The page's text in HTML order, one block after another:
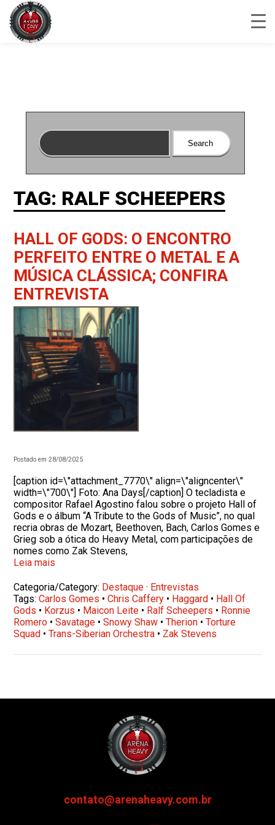
TAG: RALF SCHEEPERS
HALL OF GODS: O ENCONTRO
PERFEITO ENTRE O METAL E A
MÚSICA CLÁSSICA; CONFIRA
ENTREVISTA
Postado em 28/08/2025
[caption id=\"attachment_7770\" align=\"aligncenter\"
width=\"700\"] Foto: Ana Days[/caption] O tecladista e
compositor Rafael Agostino falou sobre o projeto Hall of
Gods e o álbum “A Tribute to the Gods of Music”, no qual
recria obras de Mozart, Beethoven, Bach, Carlos Gomes e
Grieg sob a ótica do Heavy Metal, com participações de
nomes como Zak Stevens,
Leia mais
Categoria/Category: Destaque · Entrevistas
Tags:Carlos Gomes •Chris Caffery • Haggard • Hall Of
Gods • Korzus • Maicon Leite • Ralf Scheepers • Ronnie
Romero •Savatage •Snowy Shaw •Therion •Torture
Squad •Trans-Siberian Orchestra • Zak Stevens
contato@arenaheavy.com.br